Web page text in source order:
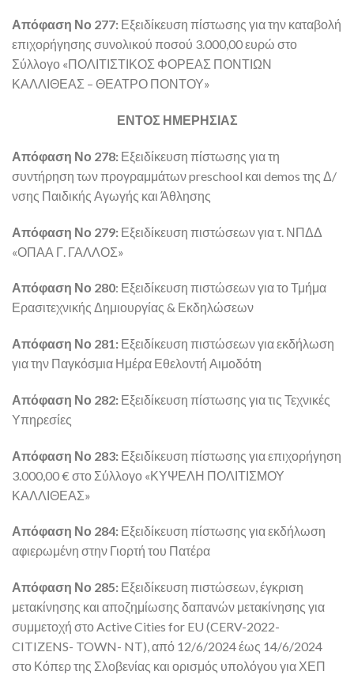
Απόφαση Νο 277: Εξειδίκευση πίστωσης για την καταβολή
επιχορήγησης συνολικού ποσού 3.000,00 ευρώ στο
Σύλλογο «ΠΟΛΙΤΙΣΤΙΚΟΣ ΦΟΡΕΑΣ ΠΟΝΤΙΩΝ
ΚΑΛΛΙΘΕΑΣ – ΘΕΑΤΡΟ ΠΟΝΤΟΥ»
ΕΝΤΟΣ ΗΜΕΡΗΣΙΑΣ
Απόφαση Νο 278: Εξειδίκευση πίστωσης για τη
συντήρηση των προγραμμάτων preschool και demos της Δ/
νσης Παιδικής Αγωγής και Άθλησης
Απόφαση Νο 279: Εξειδίκευση πιστώσεων για τ. ΝΠΔΔ
«ΟΠΑΑ Γ. ΓΑΛΛΟΣ»
Απόφαση Νο 280: Εξειδίκευση πιστώσεων για το Τμήμα
Ερασιτεχνικής Δημιουργίας & Εκδηλώσεων
Απόφαση Νο 281: Εξειδίκευση πιστώσεων για εκδήλωση
για την Παγκόσμια Ημέρα Εθελοντή Αιμοδότη
Απόφαση Νο 282: Εξειδίκευση πίστωσης για τις Τεχνικές
Υπηρεσίες
Απόφαση Νο 283: Εξειδίκευση πίστωσης για επιχορήγηση
3.000,00 € στο Σύλλογο «ΚΥΨΕΛΗ ΠΟΛΙΤΙΣΜΟΥ
ΚΑΛΛΙΘΕΑΣ»
Απόφαση Νο 284: Εξειδίκευση πίστωσης για εκδήλωση
αφιερωμένη στην Γιορτή του Πατέρα
Απόφαση Νο 285: Εξειδίκευση πιστώσεων, έγκριση
μετακίνησης και αποζημίωσης δαπανών μετακίνησης για
συμμετοχή στο Active Cities for EU (CERV-2022-
CITIZENS- TOWN- NT), από 12/6/2024 έως 14/6/2024
στο Κόπερ της Σλοβενίας και ορισμός υπολόγου για ΧΕΠ